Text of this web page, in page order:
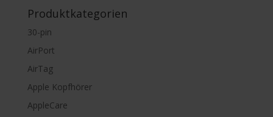
Produktkategorien
30-pin
AirPort
AirTag
Apple Kopfhörer
AppleCare